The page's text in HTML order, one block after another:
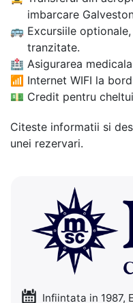
imbarcare
🚌 Excursiile
tranzitate.
🏥 Asigurarea
📶 Internet WIFI la bord
💵 Credit pentru
Citeste informatii si
unei rezervari.
Infiintata in 1987,